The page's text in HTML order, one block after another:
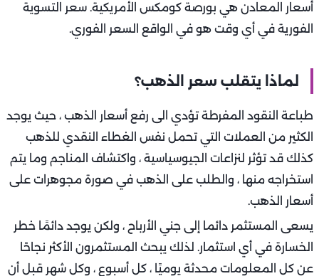
أسعار المعادن هي بورصة كومكس الأمريكية. سعر التسوية
الفورية في أي وقت هو في الواقع السعر الفوري.
لماذا يتقلب سعر الذهب؟
طباعة النقود المفرطة تؤدي الى رفع أسعار الذهب ، حيث يوجد
الكثير من العملات التي تحمل نفس الغطاء النقدي للذهب
كذلك قد تؤثر لنزاعات الجيوسياسية ، واكتشاف المناجم وما يتم
استخراجه منها ، والطلب على الذهب في صورة مجوهرات على
أسعار الذهب.
يسعى المستثمر دائما إلى جني الأرباح ، ولكن يوجد دائمًا خطر
الخسارة في أي استثمار. لذلك يبحث المستثمرون الأكثر نجاحًا
عن كل المعلومات محدثة يوميًا ، كل أسبوع ، وكل شهر قبل أن